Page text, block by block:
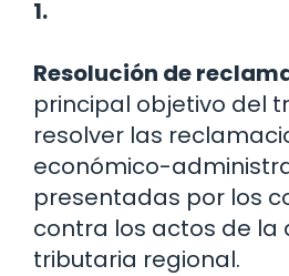
1.
Resolución de
principal objetivo del
resolver las
económico-
presentadas por los
contra los actos de la
tributaria regional.